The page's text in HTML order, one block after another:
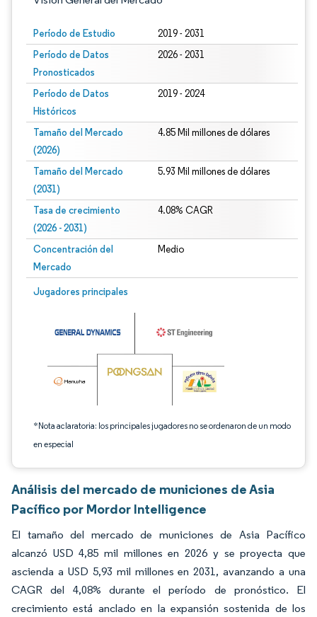
Período de Estudio 2019 - 2031
Período de Datos
Pronosticados
2026 - 2031
Período de Datos
Históricos
2019 - 2024
Tamaño del Mercado
(2026)
4.85 Mil millones de dólares
Tamaño del Mercado
(2031)
5.93 Mil millones de dólares
Tasa de crecimiento
(2026 - 2031)
4.08% CAGR
Concentración del
Mercado
Medio
Jugadores principales
*Nota aclaratoria: los principales jugadores no se ordenaron de un modo
en especial
Imagen © Mordor Intelligence. El uso requiere atribución según CC BY 4.0.
Análisis del mercado de municiones de Asia
Pacífico por Mordor Intelligence
El tamaño del mercado de municiones de Asia Pacífico
alcanzó USD 4,85 mil millones en 2026 y se proyecta que
ascienda a USD 5,93 mil millones en 2031, avanzando a una
CAGR del 4,08% durante el período de pronóstico. El
crecimiento está anclado en la expansión sostenida de los